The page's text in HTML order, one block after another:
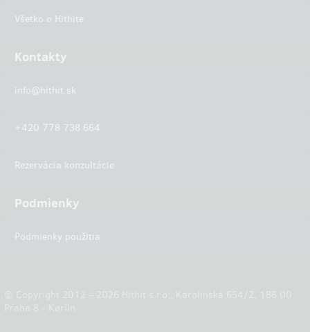
Všetko o Hithite
Kontakty
info@hithit.sk
+420 778 738 664
Rezervácia konzultácie
Podmienky
Podmienky použitia